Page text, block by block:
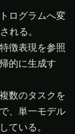
ログラムへ変
徴表現を参照
的に生成す
数のタスクを
、単一モデル
ている。